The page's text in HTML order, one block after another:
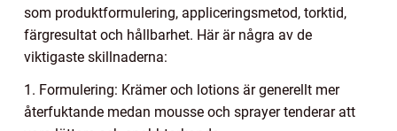
som produktformulering, appliceringsmetod, torktid,
färgresultat och hållbarhet. Här är några av de
viktigaste skillnaderna:
1. Formulering: Krämer och lotions är generellt mer
återfuktande medan mousse och sprayer tenderar att